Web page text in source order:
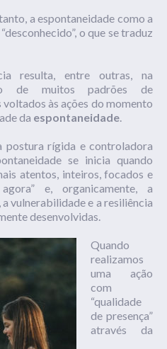
a espontaneidade como a
o que se traduz
resulta, entre outras, na
de muitos padrões de
às ações do momento
da espontaneidade.
postura rígida e controladora
se inicia quando
atentos, inteiros, focados e
e, organicamente, a
vulnerabilidade e a resiliência
desenvolvidas.
Quando
realizamos
uma ação
com
“qualidade
de presença”
através da